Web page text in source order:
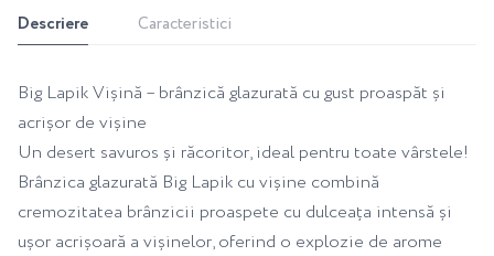
Descriere Caracteristici
Big Lapik Vișină – brânzică glazurată cu gust proaspăt și
acrișor de vișine
Un desert savuros și răcoritor, ideal pentru toate vârstele!
Brânzica glazurată Big Lapik cu vișine combină
cremozitatea brânzicii proaspete cu dulceața intensă și
ușor acrișoară a vișinelor, oferind o explozie de arome